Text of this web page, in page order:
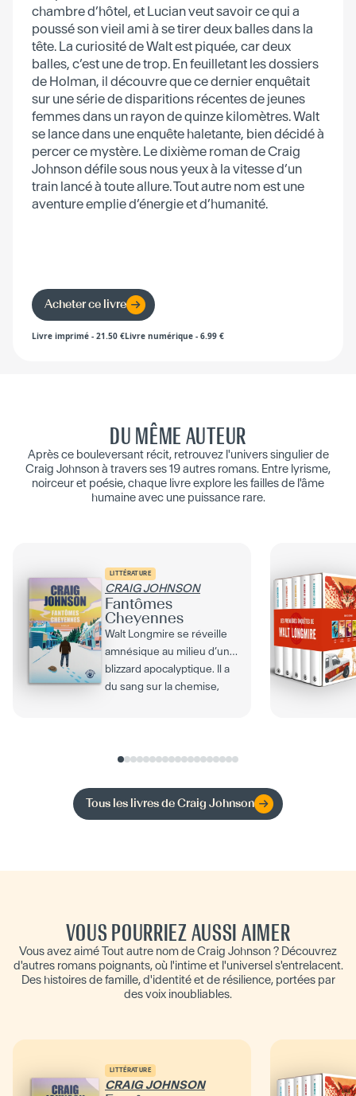
chambre d’hôtel, et Lucian veut savoir ce qui a
poussé son vieil ami à se tirer deux balles dans la
tête. La curiosité de Walt est piquée, car deux
balles, c’est une de trop. En feuilletant les dossiers
de Holman, il découvre que ce dernier enquêtait
sur une série de disparitions récentes de jeunes
femmes dans un rayon de quinze kilomètres. Walt
se lance dans une enquête haletante, bien décidé à
percer ce mystère. Le dixième roman de Craig
Johnson défile sous nous yeux à la vitesse d’un
train lancé à toute allure. Tout autre nom est une
aventure emplie d’énergie et d’humanité.
Acheter ce livre
Livre imprimé - 21.50 €Livre numérique - 6.99 €
DU MÊME AUTEUR
Après ce bouleversant récit, retrouvez l'univers singulier de
Craig Johnson à travers ses 19 autres romans. Entre lyrisme,
noirceur et poésie, chaque livre explore les failles de l'âme
humaine avec une puissance rare.
LITTÉRATURE
CRAIG JOHNSON
Fantômes
Cheyennes
Walt Longmire se réveille
amnésique au milieu d’un
blizzard apocalyptique. Il a
du sang sur la chemise,
Tous les livres deCraig Johnson
VOUS POURRIEZ AUSSI AIMER
Vous avez aimé Tout autre nom de Craig Johnson ? Découvrez
d'autres romans poignants, où l'intime et l'universel s'entrelacent.
Des histoires de famille, d'identité et de résilience, portées par
des voix inoubliables.
LITTÉRATURE
CRAIG JOHNSON